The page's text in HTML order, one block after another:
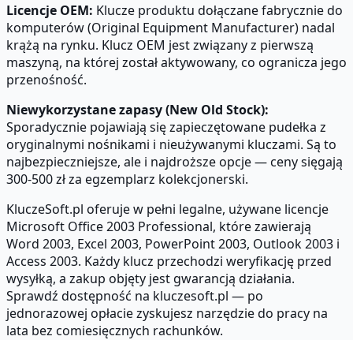
Licencje OEM: Klucze produktu dołączane fabrycznie do
komputerów (Original Equipment Manufacturer) nadal
krążą na rynku. Klucz OEM jest związany z pierwszą
maszyną, na której został aktywowany, co ogranicza jego
przenośność.
Niewykorzystane zapasy (New Old Stock):
Sporadycznie pojawiają się zapieczętowane pudełka z
oryginalnymi nośnikami i nieużywanymi kluczami. Są to
najbezpieczniejsze, ale i najdroższe opcje — ceny sięgają
300-500 zł za egzemplarz kolekcjonerski.
KluczeSoft.pl oferuje w pełni legalne, używane licencje
Microsoft Office 2003 Professional, które zawierają
Word 2003, Excel 2003, PowerPoint 2003, Outlook 2003 i
Access 2003. Każdy klucz przechodzi weryfikację przed
wysyłką, a zakup objęty jest gwarancją działania.
Sprawdź dostępność na kluczesoft.pl — po
jednorazowej opłacie zyskujesz narzędzie do pracy na
lata bez comiesięcznych rachunków.